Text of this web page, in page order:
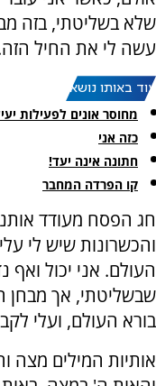
שלא בשליטתי, בזה
עשה לי את החיל
עוד באותו נושא:
מחוסר אונים לפעילות
כזה אני
חתונה אינה יעד!
קו הפרדה המחבר
חג הפסח מעודד
והכשרונות שיש לי
העולם. אני יכול
שבשליטתי, אך מבחן
בורא העולם, ועלי
אותיות המילים מצה